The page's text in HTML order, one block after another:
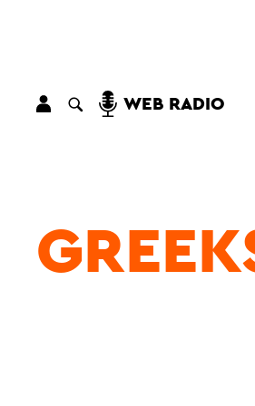
WEB RADIO